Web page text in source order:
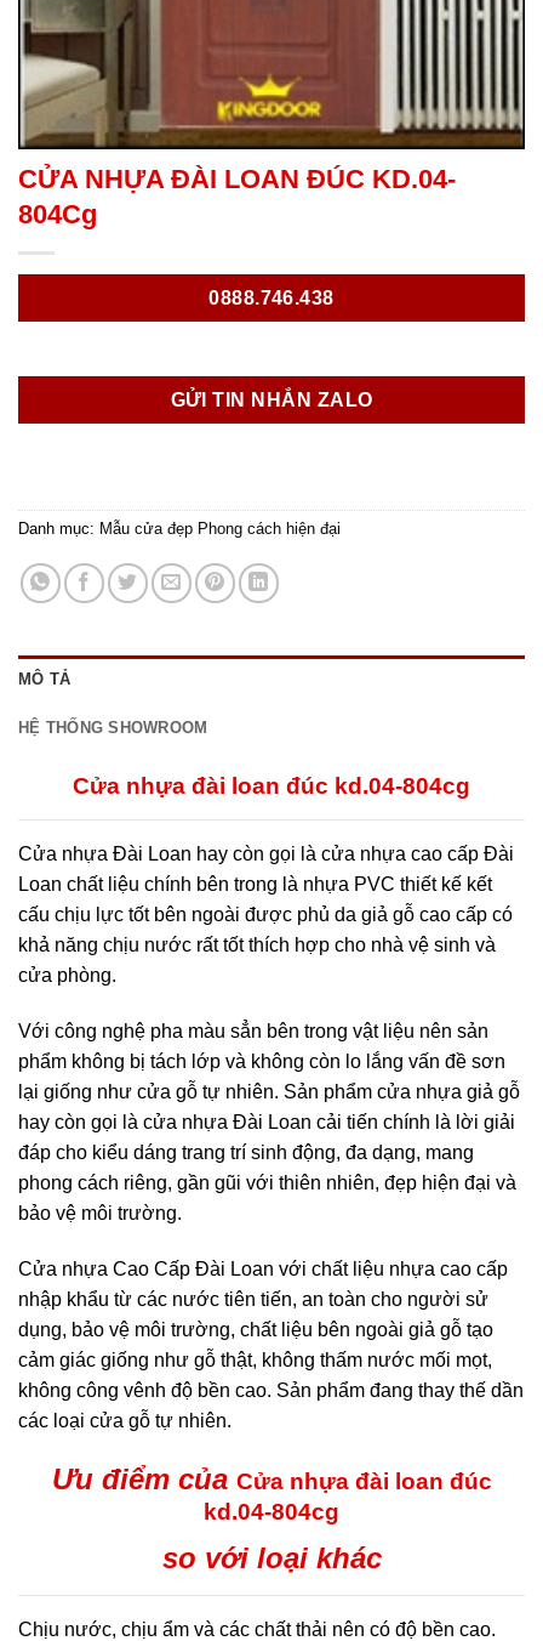
CỬA NHỰA ĐÀI LOAN ĐÚC KD.04-
804Cg
0888.746.438
GỬI TIN NHẮN ZALO
Danh mục: Mẫu cửa đẹp Phong cách hiện đại
MÔ TẢ
HỆ THỐNG SHOWROOM
Cửa nhựa đài loan đúc kd.04-804cg
Cửa nhựa Đài Loan hay còn gọi là cửa nhựa cao cấp Đài
Loan chất liệu chính bên trong là nhựa PVC thiết kế kết
cấu chịu lực tốt bên ngoài được phủ da giả gỗ cao cấp có
khả năng chịu nước rất tốt thích hợp cho nhà vệ sinh và
cửa phòng.
Với công nghệ pha màu sẳn bên trong vật liệu nên sản
phẩm không bị tách lớp và không còn lo lắng vấn đề sơn
lại giống như cửa gỗ tự nhiên. Sản phẩm cửa nhựa giả gỗ
hay còn gọi là cửa nhựa Đài Loan cải tiến chính là lời giải
đáp cho kiểu dáng trang trí sinh động, đa dạng, mang
phong cách riêng, gần gũi với thiên nhiên, đẹp hiện đại và
bảo vệ môi trường.
Cửa nhựa Cao Cấp Đài Loan với chất liệu nhựa cao cấp
nhập khẩu từ các nước tiên tiến, an toàn cho người sử
dụng, bảo vệ môi trường, chất liệu bên ngoài giả gỗ tạo
cảm giác giống như gỗ thật, không thấm nước mối mọt,
không công vênh độ bền cao. Sản phẩm đang thay thế dần
các loại cửa gỗ tự nhiên.
Ưu điểm của Cửa nhựa đài loan đúc
kd.04-804cg
so với loại khác
Chịu nước, chịu ẩm và các chất thải nên có độ bền cao.